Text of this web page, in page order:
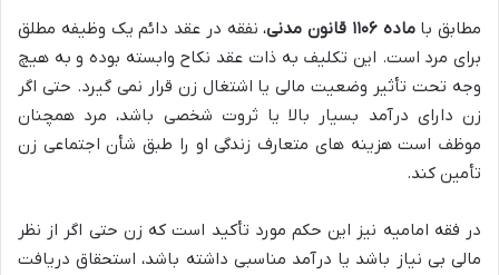
مطابق باماده ۱۱۰۶ قانون مدنی
، نفقه در عقد دائم یک وظیفه مطلق
برای مرد است. این تکلیف به ذات عقد نکاح وابسته بوده و به هیچ
وجه تحت تأثیر وضعیت مالی یا اشتغال زن قرار نمی گیرد. حتی اگر
زن دارای درآمد بسیار بالا یا ثروت شخصی باشد، مرد همچنان
موظف است هزینه های متعارف زندگی او را طبق شأن اجتماعی زن
تأمین کند.
در فقه امامیه نیز این حکم مورد تأکید است که زن حتی اگر از نظر
مالی بی نیاز باشد یا درآمد مناسبی داشته باشد، استحقاق دریافت